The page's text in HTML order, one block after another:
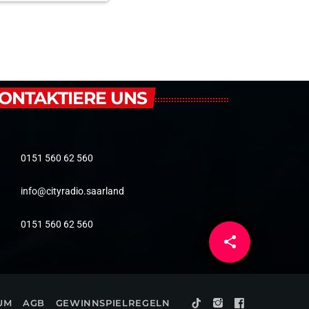
share
email
UNS
0151 560 62 560
info@cityradio.saarland
0151 560 62 560
AGB GEWINNSPIELREGELN